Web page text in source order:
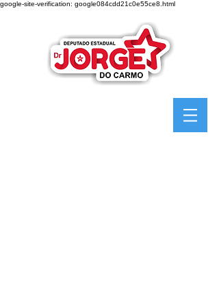
google-site-verification: google084cdd21c0e55ce8.html